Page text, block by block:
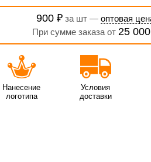
900 ₽ за шт —оптовая
При сумме заказа от 25
Нанесение
логотипа
Условия
доставки